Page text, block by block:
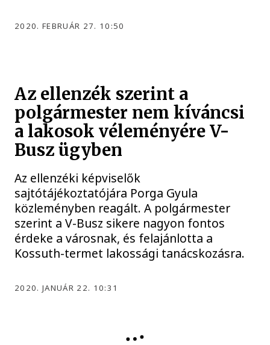
2020. FEBRUÁR 27. 10:50
Az ellenzék szerint a
polgármester nem kíváncsi
a lakosok véleményére V-
Busz ügyben
Az ellenzéki képviselők
sajtótájékoztatójára Porga Gyula
közleményben reagált. A polgármester
szerint a V-Busz sikere nagyon fontos
érdeke a városnak, és felajánlotta a
Kossuth-termet lakossági tanácskozásra.
2020. JANUÁR 22. 10:31